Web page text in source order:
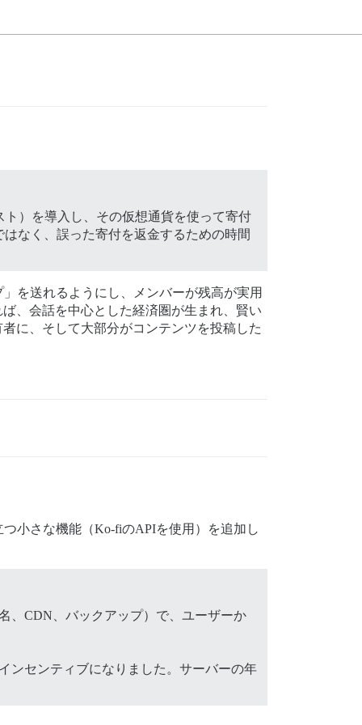
）を導入し、その仮想通貨を使って寄付
なく、誤った寄付を返金するための時間
を送れるようにし、メンバーが残高が実用
、会話を中心とした経済圏が生まれ、賢い
に、そして大部分がコンテンツを投稿した
小さな機能（Ko-fiのAPIを使用）を追加し
、CDN、バックアップ）で、ユーザーか
ンセンティブになりました。サーバーの年